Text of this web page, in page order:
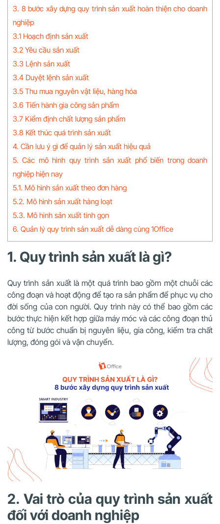
3. 8 bước xây dựng quy trình sản xuất hoàn thiện cho doanh
nghiệp
3.1 Hoạch định sản xuất
3.2 Yêu cầu sản xuất
3.3 Lệnh sản xuất
3.4 Duyệt lệnh sản xuất
3.5 Thu mua nguyên vật liệu, hàng hóa
3.6 Tiến hành gia công sản phẩm
3.7 Kiểm định chất lượng sản phẩm
3.8 Kết thúc quá trình sản xuất
4. Cần lưu ý gì để quản lý sản xuất hiệu quả
5. Các mô hình quy trình sản xuất phổ biến trong doanh
nghiệp hiện nay
5.1. Mô hình sản xuất theo đơn hàng
5.2. Mô hình sản xuất hàng loạt
5.3. Mô hình sản xuất tinh gọn
6. Quản lý quy trình sản xuất dễ dàng cùng 1Office
1. Quy trình sản xuất là gì?
Quy trình sản xuất là một quá trình bao gồm một chuỗi các
công đoạn và hoạt động để tạo ra sản phẩm để phục vụ cho
đời sống của con người. Quy trình này có thể bao gồm các
bước thực hiện kết hợp giữa máy móc và các công đoạn thủ
công từ bước chuẩn bị nguyên liệu, gia công, kiểm tra chất
lượng, đóng gói và vận chuyển.
2. Vai trò của quy trình sản xuất
đối với doanh nghiệp